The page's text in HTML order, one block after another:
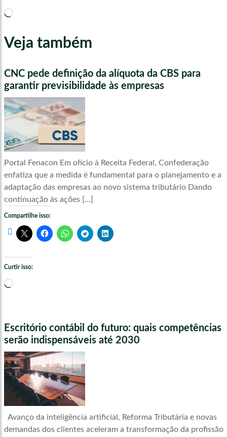
Carregando...
Veja também
CNC pede definição da alíquota da CBS para
garantir previsibilidade às empresas
Portal Fenacon Em ofício à Receita Federal, Confederação
enfatiza que a medida é fundamental para o planejamento e a
adaptação das empresas ao novo sistema tributário Dando
continuação às ações […]
Compartilhe isso:
Curtir isso:
Carregando...
Escritório contábil do futuro: quais competências
serão indispensáveis até 2030
Avanço da inteligência artificial, Reforma Tributária e novas
demandas dos clientes aceleram a transformação da profissão